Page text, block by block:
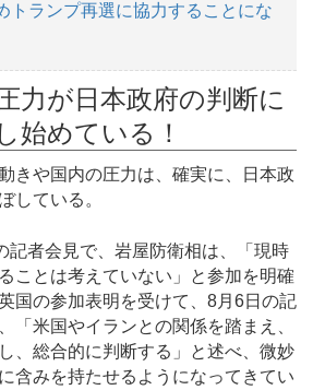
トランプ再選に協力することにな
力が日本政府の判断に
始めている！
きや国内の圧力は、確実に、日本政
している。
者会見で、岩屋防衛相は、「現時
ことは考えていない」と参加を明確
国の参加表明を受けて、8月6日の記
「米国やイランとの関係を踏まえ、
、総合的に判断する」と述べ、微妙
含みを持たせるようになってきてい